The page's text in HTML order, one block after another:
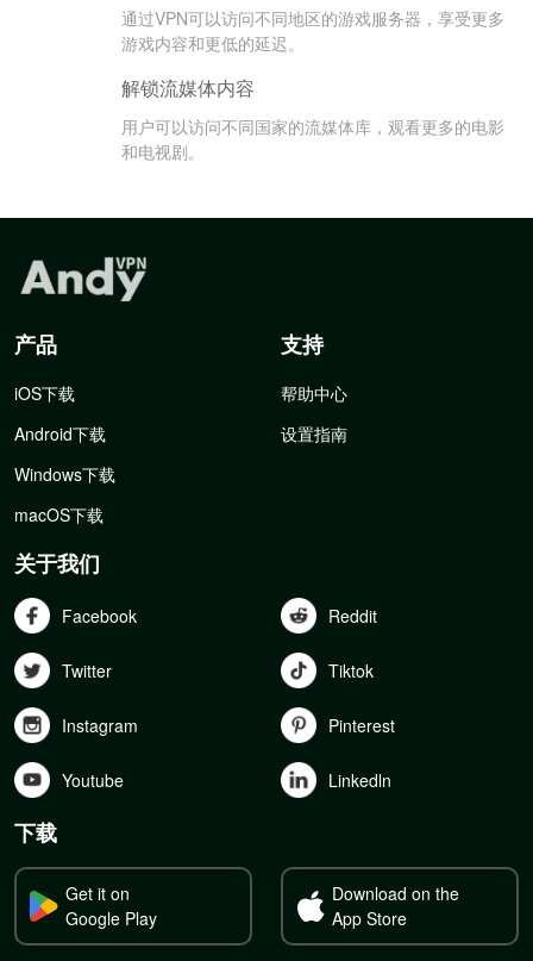
通过VPN可以访问不同地区的游戏服务器，享受更多
游戏内容和更低的延迟。
解锁流媒体内容
用户可以访问不同国家的流媒体库，观看更多的电影
和电视剧。
产品
iOS下载
Android下载
Windows下载
macOS下载
支持
帮助中心
设置指南
关于我们
Facebook Reddit
Twitter Tiktok
Instagram Pinterest
Youtube Linkedln
下载
Get it on
Google Play
Download on the
App Store